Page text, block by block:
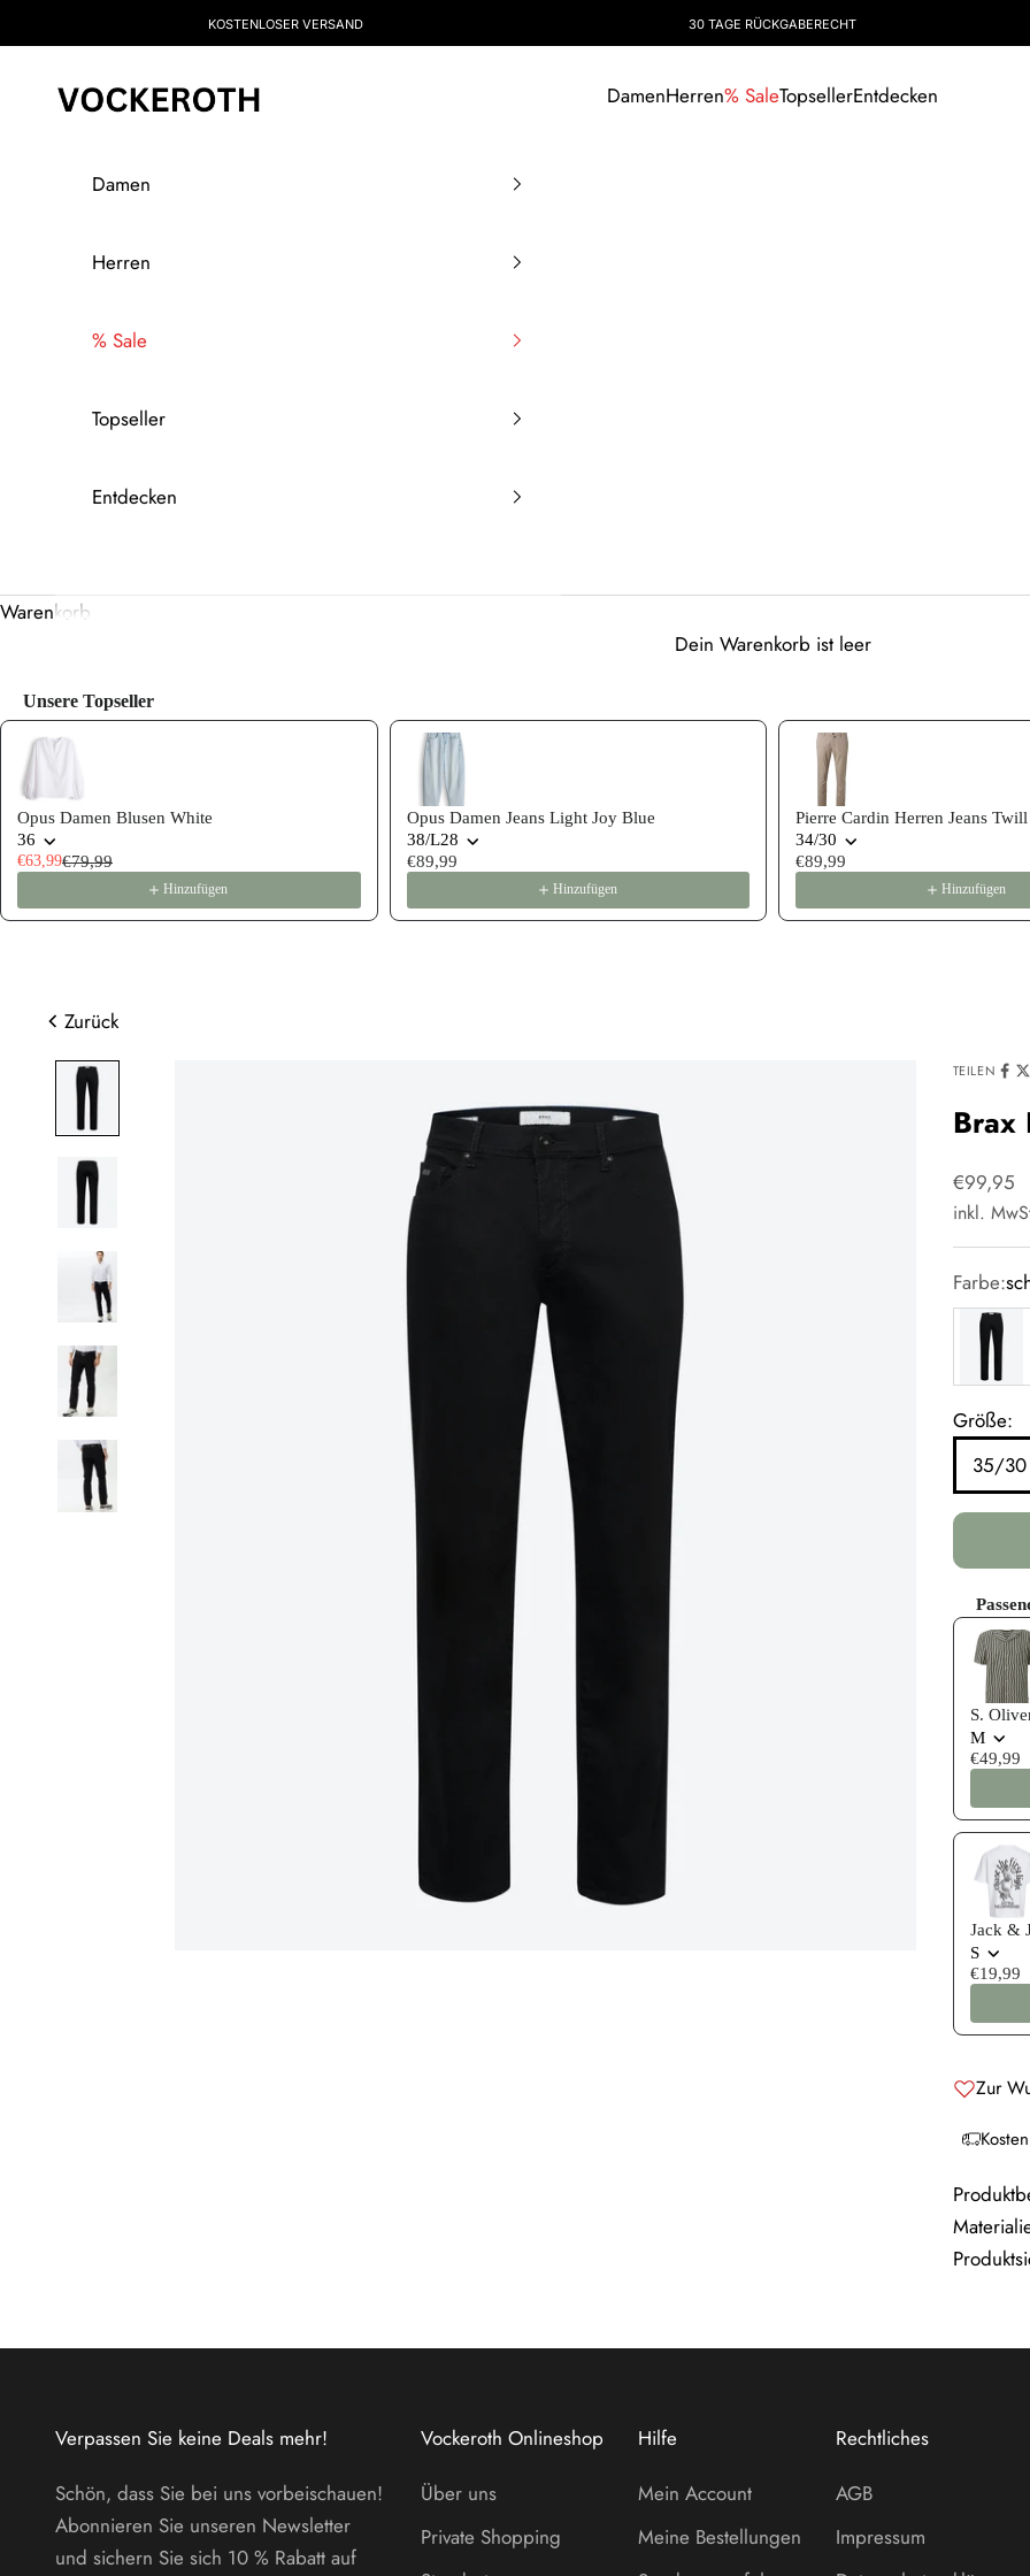
KOSTENLOSER VERSAND 30 TAGE RÜCKGABERECHT
Vockeroth Onlineshop DamenHerren% SaleTopsellerEntdecken
Damen
Herren
% Sale
Topseller
Entdecken
Warenkorb
Dein Warenkorb ist leer
Unsere Topseller
Use the Previous and Next buttons to navigate through product recommendations, or scroll horizontally to view more
Opus Damen Blusen White
36
€63,99€79,99
Hinzufügen
Opus Damen Jeans Light Joy Blue
38/L28
€89,99
Hinzufügen
Pierre Cardin Herren Jeans Twill
34/30
€89,99
Hinzufügen
Zurück
TEILEN
Brax
Angebot
€99,95
inkl.
Farbe:
schwarz
Größe:
35/30
Use the
S.
M
€49,99
Jack &
S
€19,99
Zur
Verpassen Sie keine Deals mehr!
Schön, dass Sie bei uns vorbeischauen!
Abonnieren Sie unseren Newsletter
und sichern Sie sich 10 % Rabatt auf
Vockeroth Onlineshop
Über uns
Private Shopping
Hilfe
Mein Account
Meine Bestellungen
Rechtliches
AGB
Impressum